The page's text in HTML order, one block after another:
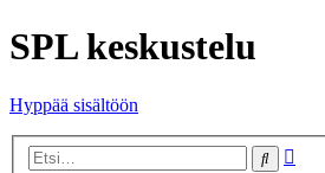
SPL keskustelu
Hyppää sisältöön
Etsi